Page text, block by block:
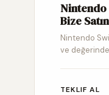
Nintendo
Bize Satın
Nintendo
ve değerinde
TEKLIF AL